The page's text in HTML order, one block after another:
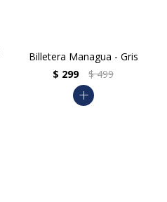
Billetera Managua - Gris
$ 299 $ 499
add